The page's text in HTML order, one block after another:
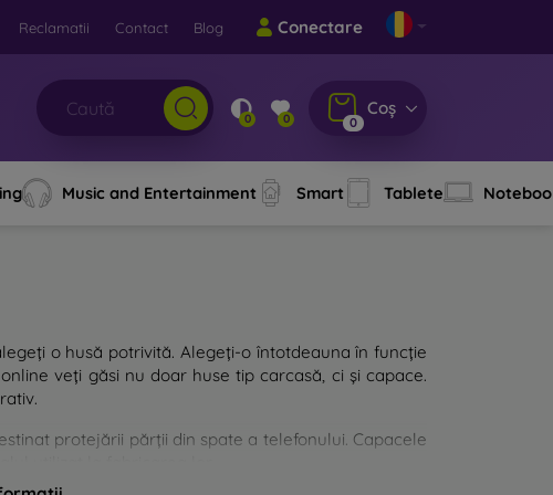
Reclamatii Contact Blog Conectare
0 0 0
Coș
Music and Entertainment Smart Tablete
o husă potrivită. Alegeți-o întotdeauna în funcție
veți găsi nu doar huse tip carcasă, ci și capace.
protejării părții din spate a telefonului. Capacele